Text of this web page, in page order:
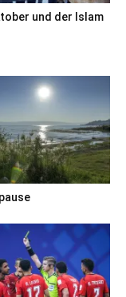
und der Islam